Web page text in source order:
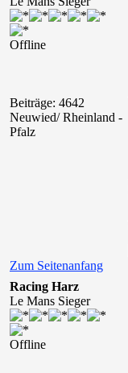
Offline
Beiträge: 4642
Neuwied/ Rheinland -
Pfalz
Zum Seitenanfang
Racing Harz
Le Mans Sieger
Offline